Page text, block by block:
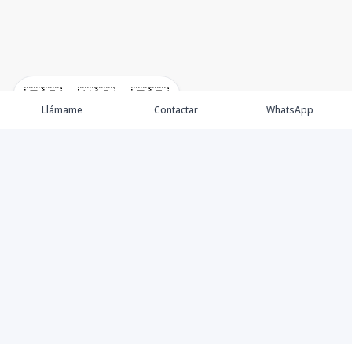
🇪🇸 🇺🇸 🇫🇷
Llámame Contactar WhatsApp